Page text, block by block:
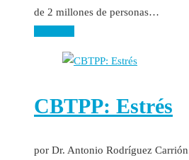
de 2 millones de personas…
CBTPP: Estrés
por Dr. Antonio Rodríguez